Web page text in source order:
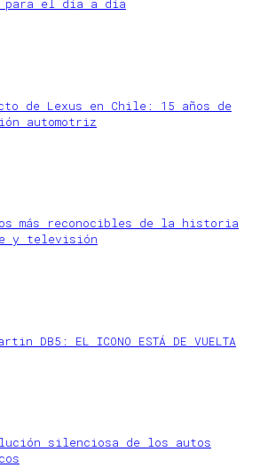
para el día a día
de Lexus en Chile: 15 años de
automotriz
más reconocibles de la historia
y televisión
DB5: EL ICONO ESTÁ DE VUELTA
silenciosa de los autos